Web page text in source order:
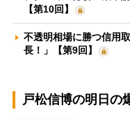
【第10回】
不透明相場に勝つ信用
長！」【第9回】
戸松信博の明日の